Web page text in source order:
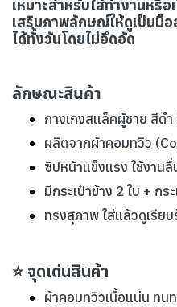
เหมาะสำหรับใส่ทำงานหรื
เสริมภาพลักษณ์ให้ดูเป็นมื
ได้ทั้งวันโดยไม่อึดอัด
ลักษณะสินค้า
กางเกงสแล็คผู้ชาย สีด
ผลิตจากผ้าคอมทวิว
ซิปหน้าแข็งแรง ใช้งาน
มีกระเป๋าข้าง 2 ใบ + กร
ทรงสุภาพ ใส่แล้วดูเรีย
⭐ จุดเด่นสินค้า
ผ้าคอมทวิวเนื้อแน่น ทน